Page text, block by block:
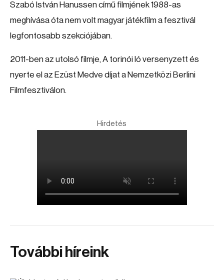
Szabó István Hanussen című filmjének 1988-as
meghívása óta nem volt magyar játékfilm a fesztivál
legfontosabb szekciójában.
2011-ben az utolsó filmje, A torinói ló versenyzett és
nyerte el az Ezüst Medve díjat a Nemzetközi Berlini
Filmfesztiválon.
Hirdetés
További híreink